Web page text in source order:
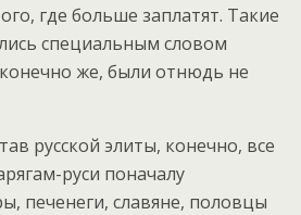
где больше заплатят. Такие
специальным словом
же, были отнюдь не
русской элиты, конечно, все
руси поначалу
печенеги, славяне, половцы